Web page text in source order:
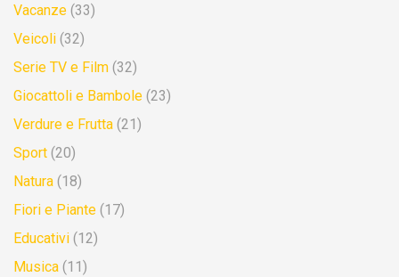
Vacanze (33)
Veicoli (32)
Serie TV e Film (32)
Giocattoli e Bambole (23)
Verdure e Frutta (21)
Sport (20)
Natura (18)
Fiori e Piante (17)
Educativi (12)
Musica (11)